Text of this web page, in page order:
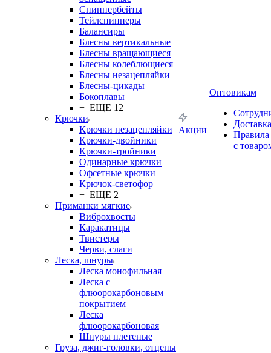
Спиннербейты
Тейлспиннеры
Балансиры
Блесны вертикальные
Блесны вращающиеся
Блесны колеблющиеся
Блесны незацепляйки
Блесны-цикады
Бокоплавы
+ ЕЩЕ 12
Крючки
Крючки незацепляйки
Крючки-двойники
Крючки-тройники
Одинарные крючки
Офсетные крючки
Крючок-светофор
+ ЕЩЕ 2
Приманки мягкие
Виброхвосты
Каракатицы
Твистеры
Черви, слаги
Леска, шнуры
Леска монофильная
Леска с
флюорокарбоновым
покрытием
Леска
флюорокарбоновая
Шнуры плетеные
Груза, джиг-головки, отцепы
Акции
Оптовикам
Доставка
Правила
с